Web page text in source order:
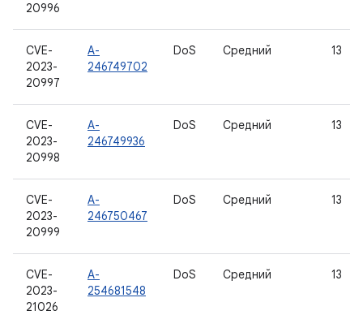
20996
CVE-
2023-
20997
A-
246749702
DoS Средний 13
CVE-
2023-
20998
A-
246749936
DoS Средний 13
CVE-
2023-
20999
A-
246750467
DoS Средний 13
CVE-
2023-
21026
A-
254681548
DoS Средний 13